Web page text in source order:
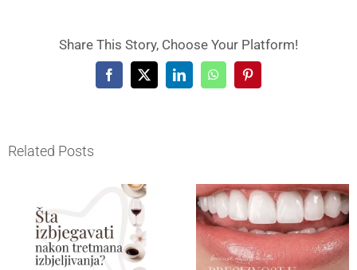
Share This Story, Choose Your Platform!
Facebook
X LinkedInWhatsAppPinterest
Related Posts